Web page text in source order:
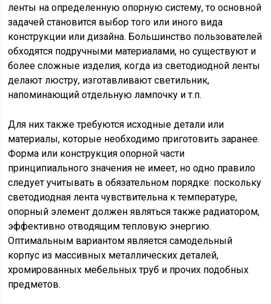
ленты на определенную опорную систему, то основной
задачей становится выбор того или иного вида
конструкции или дизайна. Большинство пользователей
обходятся подручными материалами, но существуют и
более сложные изделия, когда из светодиодной ленты
делают люстру, изготавливают светильник,
напоминающий отдельную лампочку и т.п.
Для них также требуются исходные детали или
материалы, которые необходимо приготовить заранее.
Форма или конструкция опорной части
принципиального значения не имеет, но одно правило
следует учитывать в обязательном порядке: поскольку
светодиодная лента чувствительна к температуре,
опорный элемент должен являться также радиатором,
эффективно отводящим тепловую энергию.
Оптимальным вариантом является самодельный
корпус из массивных металлических деталей,
хромированных мебельных труб и прочих подобных
предметов.